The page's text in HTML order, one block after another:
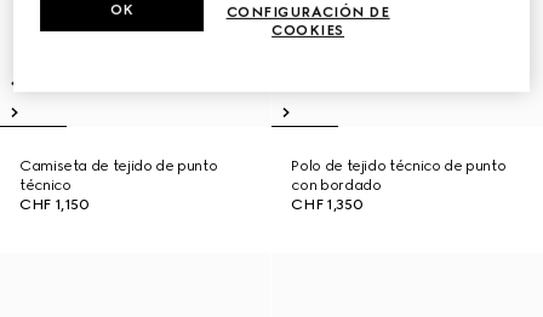
Camiseta de tejido de punto
técnico
CHF 1,150
Polo de tejido técnico de punto
con bordado
CHF 1,350
CONFIGURACIÓN DE
COOKIES
OK